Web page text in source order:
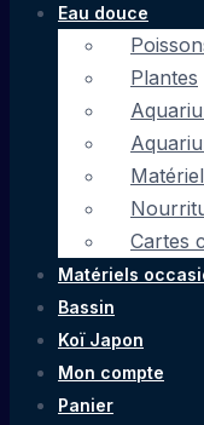
Eau douce
Plantes
Cartes
Matériels
Bassin
Koï Japon
Mon compte
Panier